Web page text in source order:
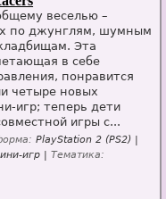
веселью –
по джунглям, шумным
Эта
в себе
понравится
четыре новых
игр; теперь дети
игры с...
PlayStation 2 (PS2) |
игр | Тематика: